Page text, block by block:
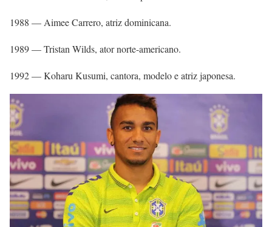
1988 — Aimee Carrero, atriz dominicana.
1989 — Tristan Wilds, ator norte-americano.
1992 — Koharu Kusumi, cantora, modelo e atriz japonesa.